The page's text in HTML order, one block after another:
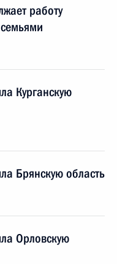
работу
Курганскую
Брянскую область
Орловскую